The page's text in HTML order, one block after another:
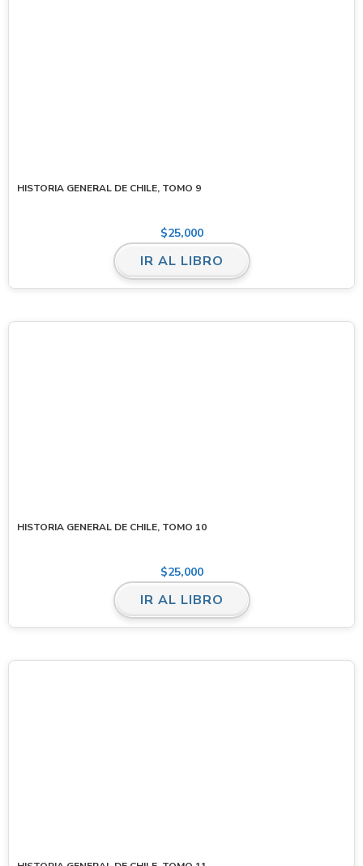
HISTORIA GENERAL DE CHILE, TOMO 9
$25,000
IR AL LIBRO
HISTORIA GENERAL DE CHILE, TOMO 10
$25,000
IR AL LIBRO